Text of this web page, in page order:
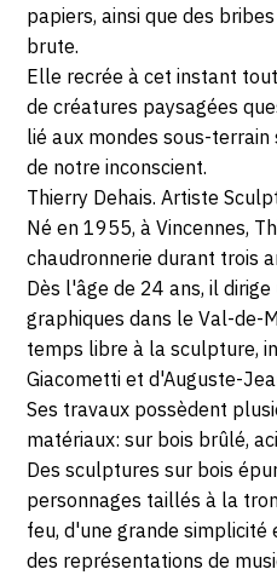
papiers, ainsi que des
brute.
Elle recrée à cet instant
de créatures paysagées
lié aux mondes sous-
de notre inconscient.
Thierry Dehais. Artiste
Né en 1955, à Vincennes,
chaudronnerie durant trois
Dès l'âge de 24 ans, il
graphiques dans le Val-de-
temps libre à la sculpture,
Giacometti et d'Auguste-
Ses travaux possèdent
matériaux: sur bois brûlé,
Des sculptures sur bois
personnages taillés à la
feu, d'une grande simplicité
des représentations de